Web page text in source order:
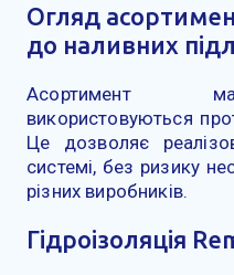
Огляд
до наливних
Асортимент
використовуються
Це дозволяє
системі, без ризику
різних виробників.
Гідроізоляція